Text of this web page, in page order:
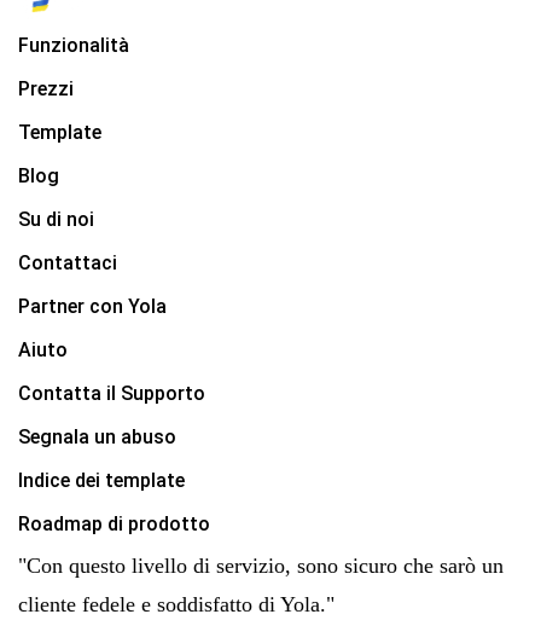
Funzionalità
Prezzi
Template
Blog
Su di noi
Contattaci
Partner con Yola
Aiuto
Contatta il Supporto
Segnala un abuso
Indice dei template
Roadmap di prodotto
"Con questo livello di servizio, sono sicuro che sarò un
cliente fedele e soddisfatto di Yola."